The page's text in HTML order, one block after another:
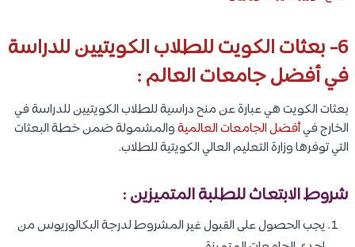
6- بعثات الكويت للطلاب الكويتيين للدراسة
في أفضل جامعات العالم :
بعثات الكويت هي عبارة عن منح دراسية للطلاب الكويتيين للدراسة في
الخارج فيأفضل الجامعات العالميةوالمشمولة ضمن خطة البعثات
التي توفرها وزارة التعليم العالي الكويتية للطلاب.
شروط الابتعاث للطلبة المتميزين :
يجب الحصول على القبول غير المشروط لدرجة البكالوريوس من